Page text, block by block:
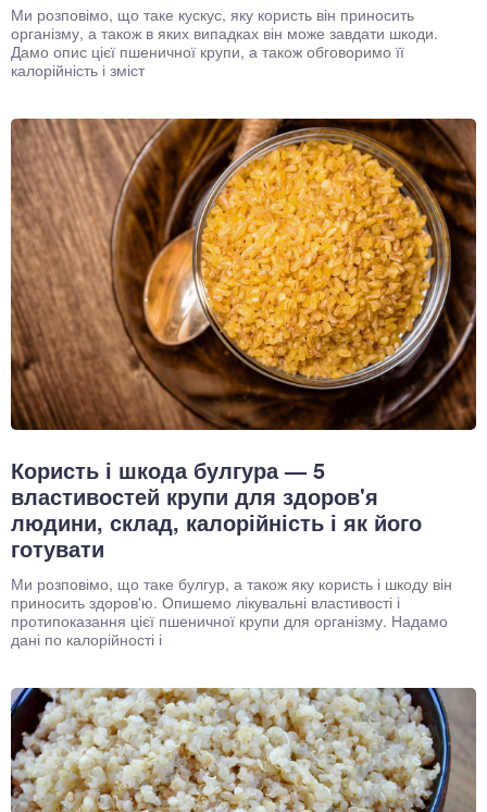
Ми розповімо, що таке кускус, яку користь він приносить
організму, а також в яких випадках він може завдати шкоди.
Дамо опис цієї пшеничної крупи, а також обговоримо її
калорійність і зміст
Користь і шкода булгура — 5
властивостей крупи для здоров'я
людини, склад, калорійність і як його
готувати
Ми розповімо, що таке булгур, а також яку користь і шкоду він
приносить здоров'ю. Опишемо лікувальні властивості і
протипоказання цієї пшеничної крупи для організму. Надамо
дані по калорійності і